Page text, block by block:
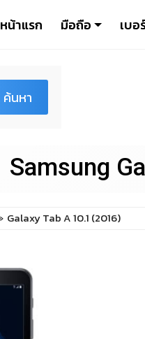
หน้าแรก มือถือ เบอ
ค้นหา
Samsung
Galaxy Tab A 10.1 (2016)